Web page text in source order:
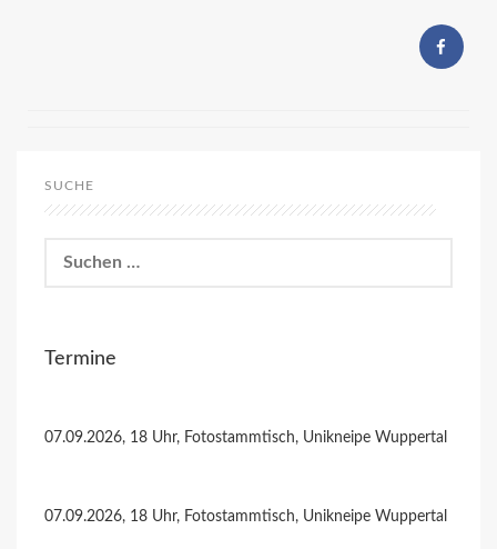
SUCHE
nach:
Termine
07.09.2026, 18 Uhr, Fotostammtisch, Unikneipe Wuppertal
07.09.2026, 18 Uhr, Fotostammtisch, Unikneipe Wuppertal